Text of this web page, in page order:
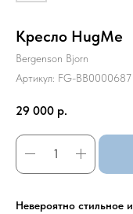
Кресло HugMe
Bergenson Bjorn
Артикул: FG-BB0000687
29 000 р.
Невероятно стильное